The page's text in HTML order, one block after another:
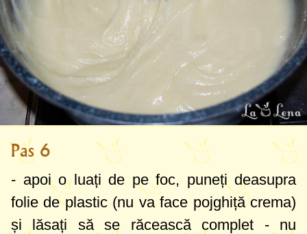
Pas 6
- apoi o luați de pe foc, puneți deasupra
folie de plastic (nu va face pojghiță crema)
și lăsați să se răcească complet - nu